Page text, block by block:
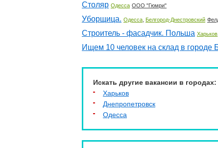
Столяр Одесса ООО "Гюмри"
Уборщица. Одесса, Белгород-Днестровский
Строитель - фасадчик. Польша Харьков
Ищем 10 человек на склад в
Искать другие вакансии в городах:
Харьков
Днепропетровск
Одесса